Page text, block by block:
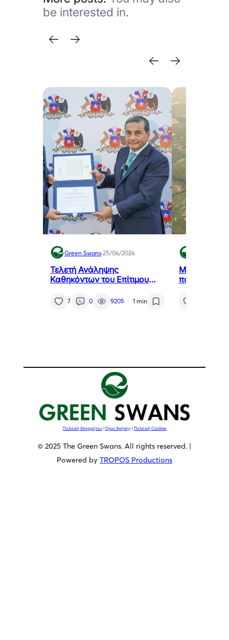
be interested in.
Green Swans·25/06/2026
Τελετή Ανάληψης
Καθηκόντων του Επίτιμου
της Χιλής στη Θεσσαλονίκη,
κ. Αθανάσιου Σαββάκη
7 0 9205 1 min
Μελιγαλάς:
που
καθαρή
Πολιτική Απορρήτου|Όροι Χρήσης| Πολιτική Cookies
© 2025 The Green Swans. All rights reserved. |
Powered by TROPOS Productions